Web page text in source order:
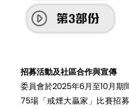
招募活動及社區合作與宣傳
委員會於2025年6月至10月期
75場「戒煙大贏家」比賽招